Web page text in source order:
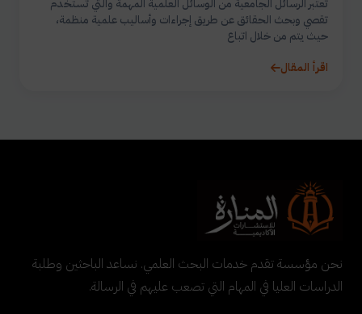
تعتبر الرسائل الجامعية من الوسائل العلمية المهمة والتي تستخدم
تقصي وبحث الحقائق عن طريق إجراءات وأساليب علمية منظمة،
حيث يتم من خلال اتباع
اقرأ المقال
نحن مؤسسة تقدم خدمات البحث العلمي. نساعد الباحثين وطلبة
الدراسات العليا في المهام التي تصعب عليهم في الرسالة.